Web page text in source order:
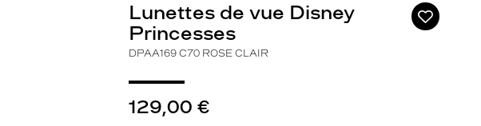
Ajouter
à
Lunettes de vue Disney
Princesses
DPAA169 C70 ROSE CLAIR
129,00 €